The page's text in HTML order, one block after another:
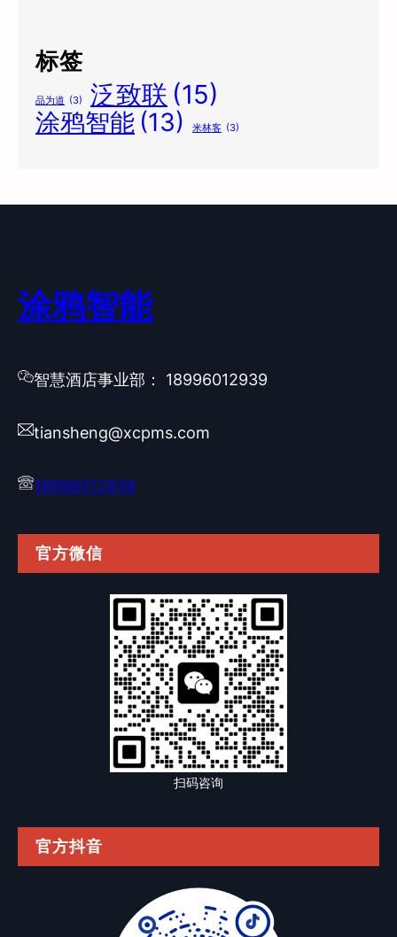
标签
品为道 (3) 泛致联 (15)
涂鸦智能 (13) 米林客 (3)
涂鸦智能
智慧酒店事业部： 18996012939
tiansheng@xcpms.com
18996012939
官方微信
扫码咨询
官方抖音